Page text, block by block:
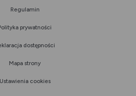
Regulamin
prywatności
dostępności
Mapa strony
Ustawienia cookies